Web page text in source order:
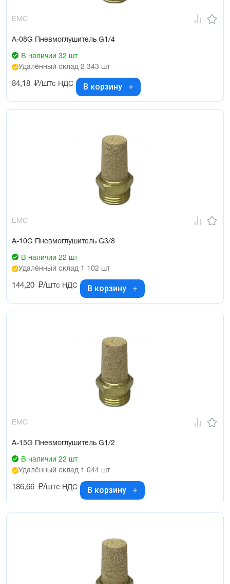
EMC
A-08G Пневмоглушитель G1/4
В наличии 32 шт
Удалённый склад 2 343 шт
84,18 ₽/штс НДС В корзину
EMC
A-10G Пневмоглушитель G3/8
В наличии 22 шт
Удалённый склад 1 102 шт
144,20 ₽/штс НДС В корзину
EMC
A-15G Пневмоглушитель G1/2
В наличии 22 шт
Удалённый склад 1 044 шт
186,66 ₽/штс НДС В корзину